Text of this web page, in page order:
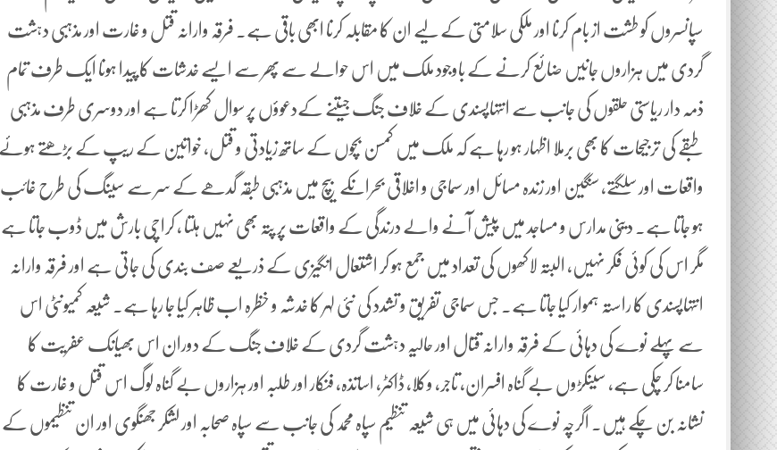
سپانسروں کو طشت از بام کرنا اور ملکی سلامتی کے لیے ان کا مقابلہ کرنا ابھی باقی ہے۔ فرقہ وارانہ قتل و غارت اور مذہبی دہشت
گردی میں ہزاروں جانیں ضائع کرنے کے باوجود ملک میں اس حوالے سے پھر سے ایسے خدشات کا پیدا ہونا ایک طرف تمام
ذمہ دار ریاستی حلقوں کی جانب سے انتہاپسندی کے خلاف جنگ جیتنے کےدعوؤں پر سوال کھڑا کرتا ہے اور دوسری طرف مذہبی
طبقے کی ترجیحات کا بھی برملا اظہار ہو رہا ہے کہ ملک میں کمسن بچوں کے ساتھ زیادتی و قتل، خواتین کے ریپ کے بڑھتے ہوئے
واقعات اور سلگتے، سنگین اور زندہ مسائل اور سماجی و اخلاقی بحرانکے بیچ میں مذہبی طبقہ گدھے کے سر سے سینگ کی طرح غائب
ہو جاتا ہے۔ دینی مدارس و مساجد میں پیش آنے والے درندگی کے واقعات پر پتہ بھی نہیں ہلتا ، کراچی بارش میں ڈوب جاتا ہے
مگر اس کی کوئی فکر نہیں، البتہ لاکھوں کی تعداد میں جمع ہو کر اشتعال انگیزی کے ذریعے صف بندی کی جاتی ہے اور فرقہ وارانہ
انتہاپسندی کا راستہ ہموار کیا جاتا ہے۔ جس سماجی تفریق و تشدد کی نئی لہر کا خدشہ و خظرہ اب ظاہر کیا جا رہا ہے۔ شیعہ کمیونٹی اس
سے پہلے نوے کی دہائی کے فرقہ وارانہ قتال اور حالیہ دہشت گردی کے خلاف جنگ کے دوران اس بھیانک عفریت کا
سامنا کر چکی ہے، سینکڑوں بے گناہ افسران، تاجر، وکلا، ڈاکٹر، اساتذہ، فنکار اور طلبہ اور ہزاروں بے گناہ لوگ اس قتل و غارت کا
نشانہ بن چکے ہیں۔ اگرچہ نوے کی دہائی میں ہی شیعہ تنظیم سپاہ محمد کی جانب سے سپاہ صحابہ اور لشکر جھنگوی اور ان تنظیموں کے